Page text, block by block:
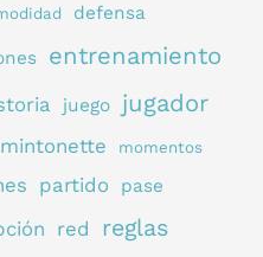
defensa
entrenamiento
juego jugador
mintonette momentos
partido pase
red reglas